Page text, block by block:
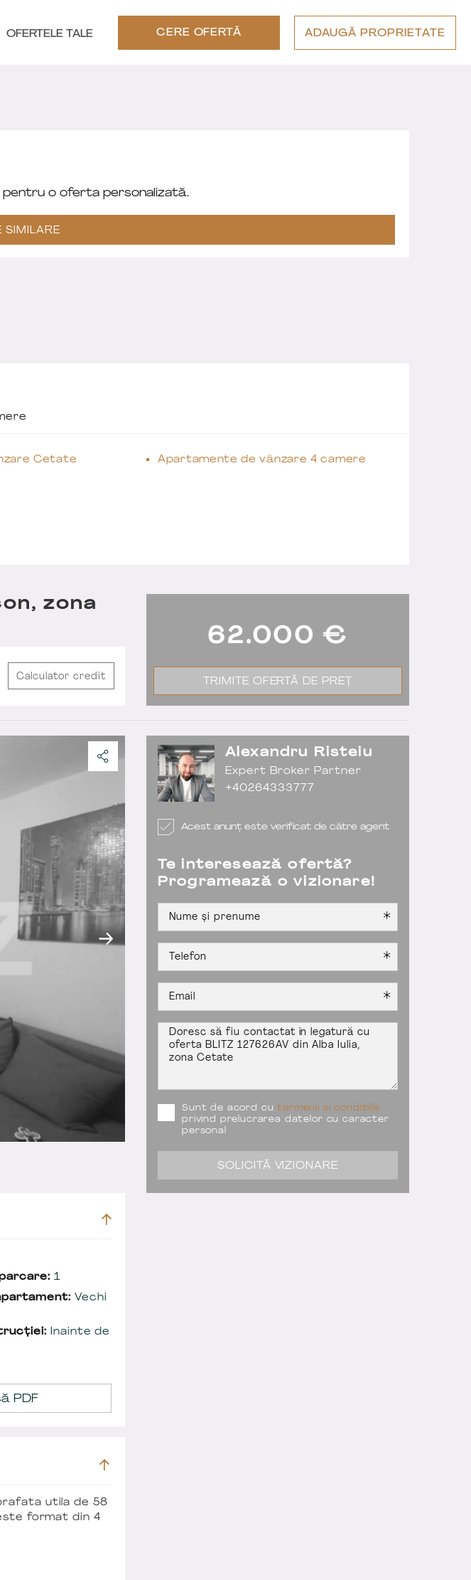
OFERTELE TALE CERE OFERTĂ ADAUGĂ PROPRIETATE
o oferta personalizată.
SIMILARE
Cetate Apartamente de vânzare 4 camere
zona
Calculator credit
Alexandru Risteiu
Expert Broker Partner
+40264333777
Acest anunț este verificat de către agent
Te interesează ofertă?
Programează o vizionare!
Sunt de acord cutermenii si condițiile
privind prelucrarea datelor cu caracter
personal
SOLICITĂ VIZIONARE
62.000 €
TRIMITE OFERTĂ DE PREȚ
1
Vechi
Inainte de
PDF
utila de 58
format din 4